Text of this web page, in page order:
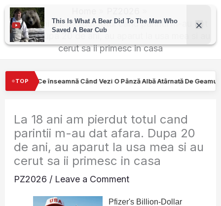
Skip
content
La 18 ani am pierdut totul cand parintii m-au dat
afara. Dupa 20 de ani, au aparut la usa mea si au
cerut sa ii primesc in casa
TOP
Când Vezi O Pânză Albă Atârnată De Geamul Unei Mașini.
La 18 ani am pierdut totul cand
parintii m-au dat afara. Dupa 20
de ani, au aparut la usa mea si au
cerut sa ii primesc in casa
PZ2026 / Leave a Comment